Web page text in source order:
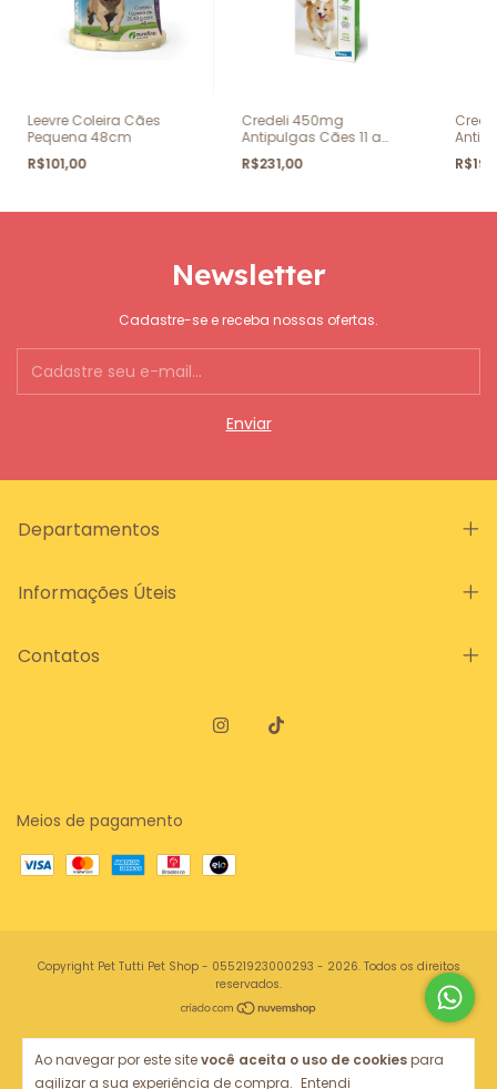
Ao navegar por este sitevocê aceita o uso de cookiespara
agilizar a sua experiência de compra. Entendi
Leevre Coleira Cães
Pequena 48cm
R$101,00
Credeli 450mg
Antipulgas Cães 11 a
22kg 3 Comprimidos
R$231,00
Newsletter
Cadastre-se e receba nossas ofertas.
Departamentos
Informações Úteis
Contatos
Meios de pagamento
Copyright Pet Tutti Pet Shop - 05521923000293 - 2026. Todos os direitos
reservados.